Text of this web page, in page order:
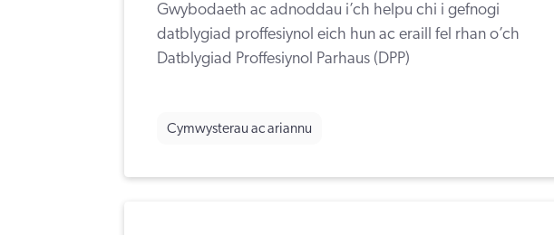
Gwybodaeth ac adnoddau i’ch helpu chi i gefnogi
datblygiad proffesiynol eich hun ac eraill fel rhan o’ch
Datblygiad Proffesiynol Parhaus (DPP)
Cymwysterau ac ariannu